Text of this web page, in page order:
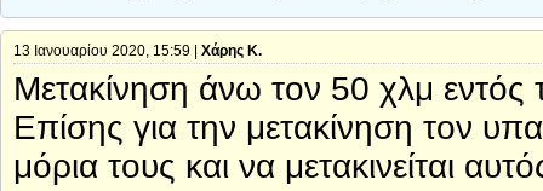
13 Ιανουαρίου 2020, 15:59 | Χάρης Κ.
Μετακίνηση άνω τον 50 χλμ εντός
Επίσης για την μετακίνηση τον
μόρια τους και να μετακινείται